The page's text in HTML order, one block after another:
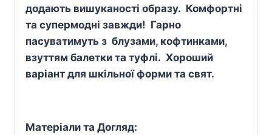
додають вишуканості образу. Комфортні
та супермодні завжди! Гарно
пасуватимуть з блузами, кофтинками,
взуттям балетки та туфлі. Хороший
варіант для шкільної форми та свят.
Матеріали та Догляд: